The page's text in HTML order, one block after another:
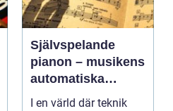
Självspelande
pianon – musikens
automatiska
framtid
I en värld där teknik